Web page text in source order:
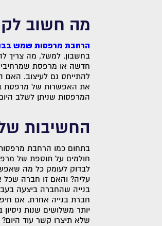
מה חשוב
הרחבת מרפסות שמש
בחשבון. למשל, מה צריך
חדשה או מרפסת
להתייחס גם לעיצוב. האם
את האפשרות של מרפסת
המרפסות שניתן לשלב
החשיבות
בתחום כמו הרחבת
חולמים על תוספת של
לבדוק לעומק כל מה
עליה? והאם זו חברה שכל
בנייה שהחברה ביצעה
חברת בנייה אחרת. אם
יותר משלושים שנות
שלא תיצרו קשר עוד היום?